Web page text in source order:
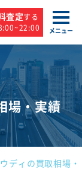
査定する
メニュー
場・実績
ディの買取相場